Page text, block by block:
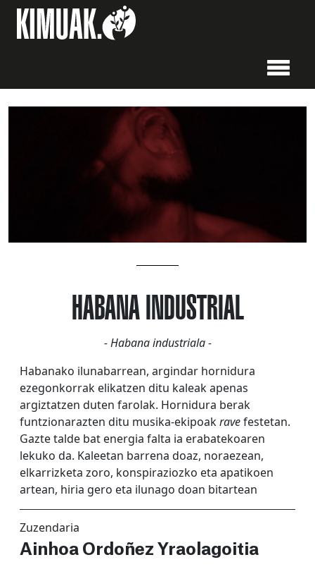
HABANA INDUSTRIAL
- Habana industriala -
Habanako ilunabarrean, argindar hornidura
ezegonkorrak elikatzen ditu kaleak apenas
argiztatzen duten farolak. Hornidura berak
funtzionarazten ditu musika-ekipoakravefestetan.
Gazte talde bat energia falta ia erabatekoaren
lekuko da. Kaleetan barrena doaz, noraezean,
elkarrizketa zoro, konspiraziozko eta apatikoen
artean, hiria gero eta ilunago doan bitartean
Zuzendaria
Ainhoa Ordoñez Yraolagoitia